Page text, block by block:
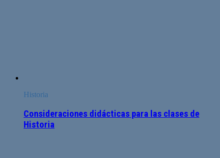
Historia
Consideraciones didácticas para las clases de
Historia